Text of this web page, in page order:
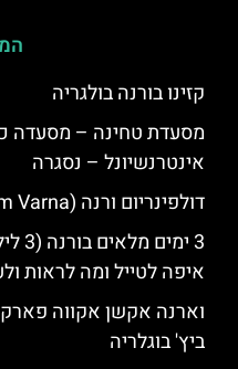
קזינו בורנה בולגריה
מסעדת טחינה – מסעדה
אינטרנשיונל – נסגרה
דולפינריום ורנה (Dolphinarium Varna)
3
איפה לטייל ומה לראות
ביץ' בוגלריה